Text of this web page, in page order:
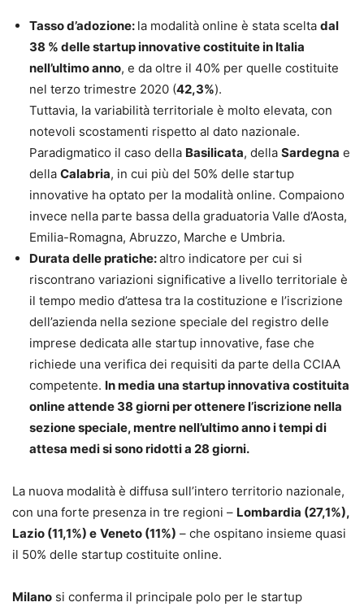
Tasso d’adozione: la modalità online è stata scelta dal
38 % dellestartup innovative costituite in Italia
nell’ultimo anno, e da oltre il 40% per quelle costituite
nel terzo trimestre 2020 (42,3%).
Tuttavia, la variabilità territoriale è molto elevata, con
notevoli scostamenti rispetto al dato nazionale.
Paradigmatico il caso della Basilicata, della Sardegna e
della Calabria, in cui più del 50% delle startup
innovative ha optato per la modalità online. Compaiono
invece nella parte bassa della graduatoria Valle d’Aosta,
Emilia-Romagna, Abruzzo, Marche e Umbria.
Durata delle pratiche:altro indicatore per cui si
riscontrano variazioni significative a livello territoriale è
il tempo medio d’attesa tra la costituzione e l’iscrizione
dell’azienda nella sezione speciale del registro delle
imprese dedicata alle startup innovative, fase che
richiede una verifica dei requisiti da parte della CCIAA
competente. In media una startup innovativa costituita
online attende 38 giorni per ottenere l’iscrizione nella
sezione speciale, mentre nell’ultimo anno i tempi di
attesa medi si sono ridotti a 28 giorni.
La nuova modalità è diffusa sull’intero territorio nazionale,
con una forte presenza in tre regioni – Lombardia (27,1%),
Lazio (11,1%) e Veneto (11%) – che ospitano insieme quasi
il 50% delle startup costituite online.
Milano si conferma il principale polo per le startup